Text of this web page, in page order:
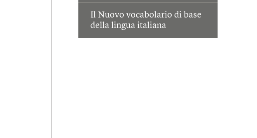
Il Nuovo vocabolario di base
della lingua italiana